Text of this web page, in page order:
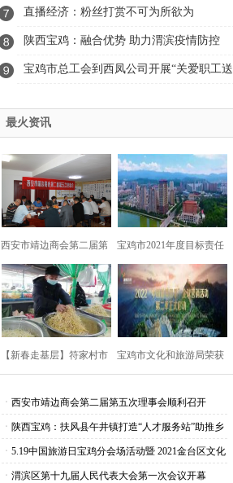
召开
直播经济：粉丝打赏不可为所欲为
陕西宝鸡：融合优势 助力渭滨疫情防控
宝鸡市总工会到西凤公司开展“关爱职工送
最火资讯
西安市靖边商会第二届第
五次理事会顺利召开
宝鸡市2021年度目标责任
考核结果出炉，渭滨区荣
获优秀等次!
【新春走基层】符家村市 宝鸡市文化和旅游局荣获
组织单位奖
ㆍ 西安市靖边商会第二届第五次理事会顺利召开
ㆍ 陕西宝鸡：扶风县午井镇打造“人才服务站”助推乡
村振兴
ㆍ 5.19中国旅游日宝鸡分会场活动暨 2021金台区文化
旅游系列活动启动仪式
ㆍ 渭滨区第十九届人民代表大会第一次会议开幕